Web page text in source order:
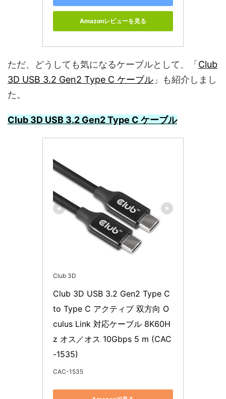
Amazonレビューを見る
ただ、どうしても気になるケーブルとして、「Club
3D USB 3.2 Gen2 Type C ケーブル 」も紹介しまし
た。
Club 3D USB 3.2 Gen2 Type C ケーブル
Club 3D
Club 3D USB 3.2 Gen2 Type C
to Type C アクティブ 双方向 O
culus Link 対応ケーブル 8K60H
z オス／オス 10Gbps 5 m (CAC
-1535)
CAC-1535